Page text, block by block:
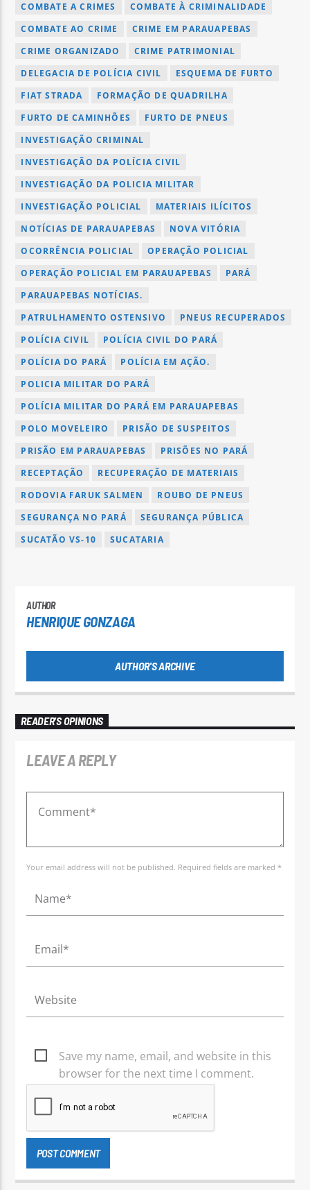
COMBATE A CRIMES
COMBATE À CRIMINALIDADE
COMBATE AO CRIME
CRIME EM PARAUAPEBAS
CRIME ORGANIZADO
CRIME PATRIMONIAL
DELEGACIA DE POLÍCIA CIVIL
ESQUEMA DE FURTO
FIAT STRADA
FORMAÇÃO DE QUADRILHA
FURTO DE CAMINHÕES
FURTO DE PNEUS
INVESTIGAÇÃO CRIMINAL
INVESTIGAÇÃO DA POLÍCIA CIVIL
INVESTIGAÇÃO DA POLICIA MILITAR
INVESTIGAÇÃO POLICIAL
MATERIAIS ILÍCITOS
NOTÍCIAS DE PARAUAPEBAS
NOVA VITÓRIA
OCORRÊNCIA POLICIAL
OPERAÇÃO POLICIAL
OPERAÇÃO POLICIAL EM PARAUAPEBAS
PARÁ
PARAUAPEBAS NOTÍCIAS.
PATRULHAMENTO OSTENSIVO
PNEUS RECUPERADOS
POLÍCIA CIVIL
POLÍCIA CIVIL DO PARÁ
POLÍCIA DO PARÁ
POLÍCIA EM AÇÃO.
POLICIA MILITAR DO PARÁ
POLÍCIA MILITAR DO PARÁ EM PARAUAPEBAS
POLO MOVELEIRO
PRISÃO DE SUSPEITOS
PRISÃO EM PARAUAPEBAS
PRISÕES NO PARÁ
RECEPTAÇÃO
RECUPERAÇÃO DE MATERIAIS
RODOVIA FARUK SALMEN
ROUBO DE PNEUS
SEGURANÇA NO PARÁ
SEGURANÇA PÚBLICA
SUCATÃO VS-10
SUCATARIA
AUTHOR
HENRIQUE GONZAGA
AUTHOR'S ARCHIVE
READER'S OPINIONS
LEAVE A REPLY
Your email address will not be published. Required fields are marked *
Save my name, email, and website in this
browser for the next time I comment.